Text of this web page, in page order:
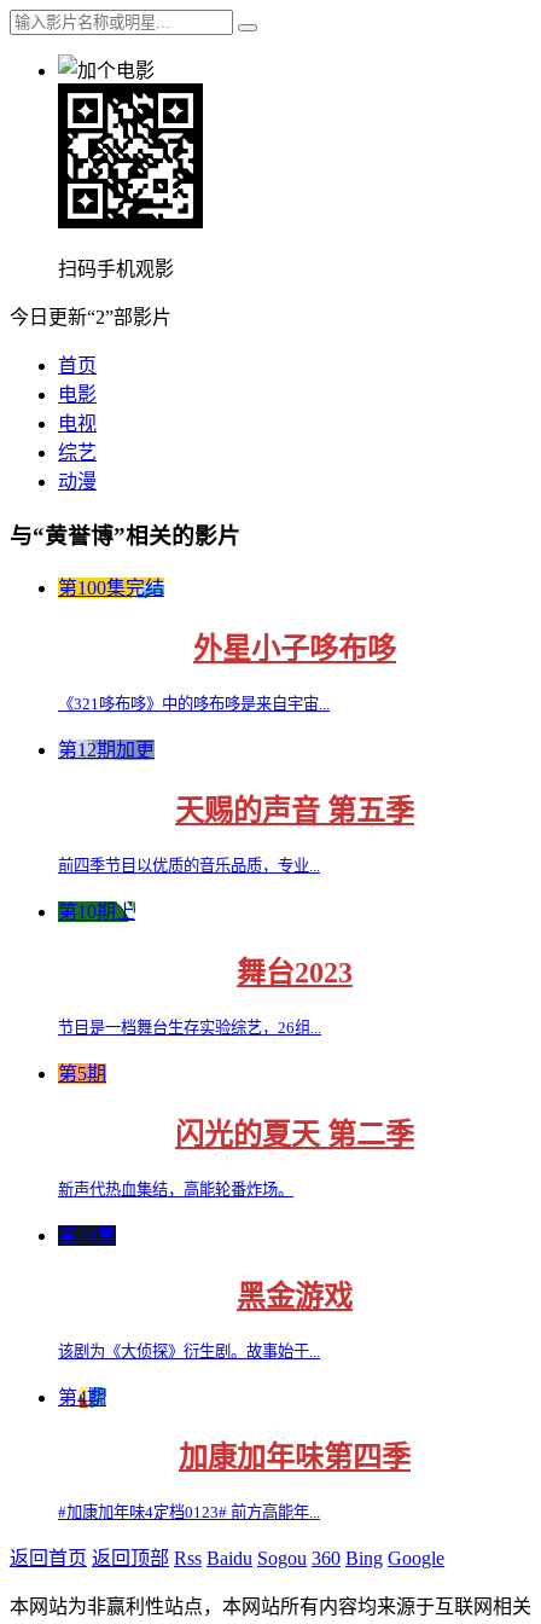
扫码手机观影
今日更新“2”部影片
首页
电影
电视
综艺
动漫
与“黄誉博”相关的影片
第100集完结
外星小子哆布哆
《321哆布哆》中的哆布哆是来自宇宙...
第12期加更
天赐的声音 第五季
前四季节目以优质的音乐品质，专业...
第10期上
舞台2023
节目是一档舞台生存实验综艺，26组...
第5期
闪光的夏天 第二季
新声代热血集结，高能轮番炸场。
第20集
黑金游戏
该剧为《大侦探》衍生剧。故事始于...
第4期
加康加年味第四季
#加康加年味4定档0123# 前方高能年...
返回首页 返回顶部 Rss Baidu Sogou 360 Bing Google
本网站为非赢利性站点，本网站所有内容均来源于互联网相关